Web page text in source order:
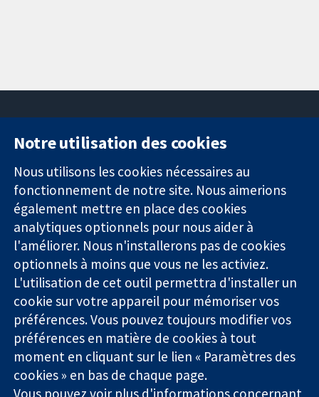
Des données
probantes.
Des décisions
éclairées.
Une meilleure
santé.
11-13 Cavendish
Square
Londres
W1G0AN
Royaume-Uni
nous
Actualités
Service de
presse
Qui sommes-
nous
Offres
d'emploi
Library
La Collaboration Cochrane est une association caritative (n°
1045921) et une société à responsabilité limitée par garantie (n°
Notre utilisation des cookies
Nous utilisons les cookies nécessaires au
fonctionnement de notre site. Nous aimerions
également mettre en place des cookies
analytiques optionnels pour nous aider à
l'améliorer. Nous n'installerons pas de cookies
optionnels à moins que vous ne les activiez.
L'utilisation de cet outil permettra d'installer un
cookie sur votre appareil pour mémoriser vos
préférences. Vous pouvez toujours modifier vos
préférences en matière de cookies à tout
moment en cliquant sur le lien « Paramètres des
cookies » en bas de chaque page.
Vous pouvez voir plus d'informations concernant